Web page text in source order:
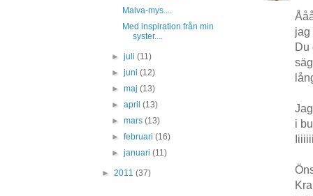
jag
Du
i
Malva-mys....
Med inspiration från min
syster....
►juli(11)
►juni(12)
►maj(13)
►april(13)
►mars(13)
►februari(16)
►januari(11)
► 2011 (37)